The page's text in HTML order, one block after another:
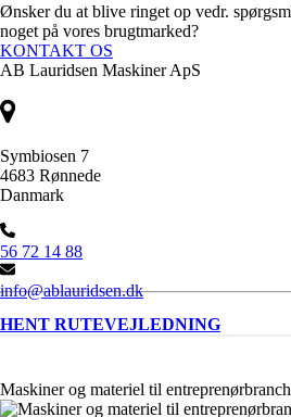
Ønsker du at blive ringet op vedr.
noget på vores brugtmarked?
KONTAKT OS
AB Lauridsen Maskiner ApS
Symbiosen 7
4683 Rønnede
Danmark
56 72 14 88
info@ablauridsen.dk
HENT RUTEVEJLEDNING
Maskiner og materiel til